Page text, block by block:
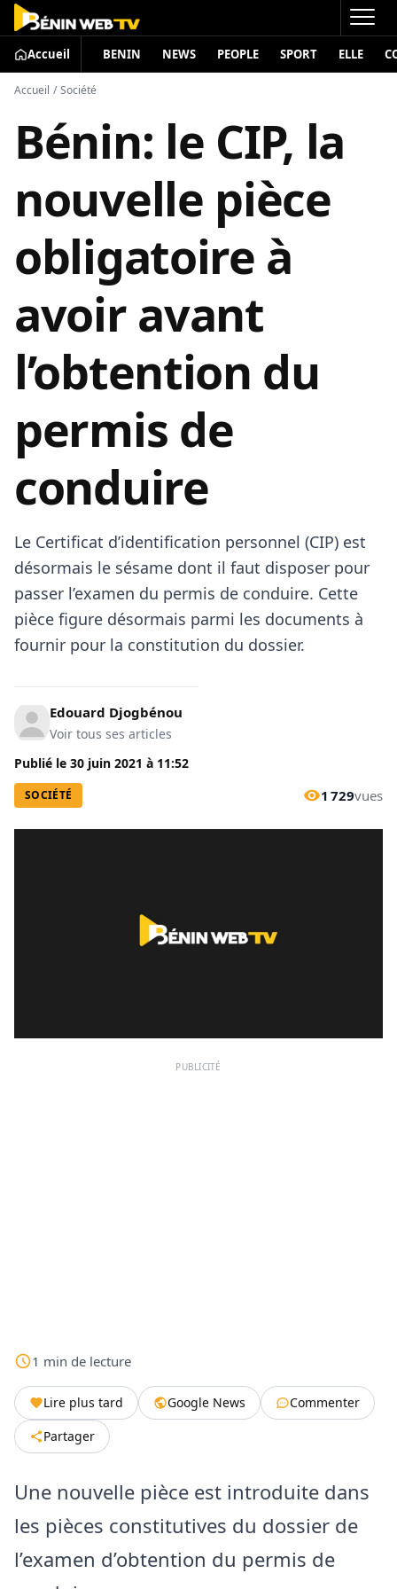
Accueil BENIN NEWS PEOPLE SPORT ELLE
Accueil / Société
Bénin: le CIP, la
nouvelle pièce
obligatoire à
avoir avant
l’obtention du
permis de
conduire
Le Certificat d’identification personnel (CIP) est
désormais le sésame dont il faut disposer pour
passer l’examen du permis de conduire. Cette
pièce figure désormais parmi les documents à
fournir pour la constitution du dossier.
Edouard Djogbénou
Voir tous ses articles
Publié le 30 juin 2021 à 11:52
SOCIÉTÉ 1 729vues
PUBLICITÉ
1 min de lecture
Lire plus tard Google News
Commenter
Partager
Une nouvelle pièce est introduite dans
les pièces constitutives du dossier de
l’examen d’obtention du permis de